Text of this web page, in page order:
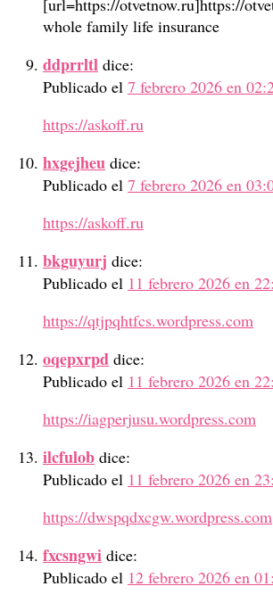
[url=https://otvetnow.ru]https://
whole family life insurance
ddprrltl dice:
Publicado el 7 febrero 2026 en
https://askoff.ru
hxgejheu dice:
Publicado el 7 febrero 2026 en
https://askoff.ru
bkguyurj dice:
Publicado el 11 febrero 2026 en
https://qtjpqhtfcs.wordpress.com
oqepxrpd dice:
Publicado el 11 febrero 2026 en
https://iagperjusu.wordpress.com
ilcfulob dice:
Publicado el 11 febrero 2026 en
https://dwspqdxcgw.wordpress.com
fxcsngwi dice:
Publicado el 12 febrero 2026 en